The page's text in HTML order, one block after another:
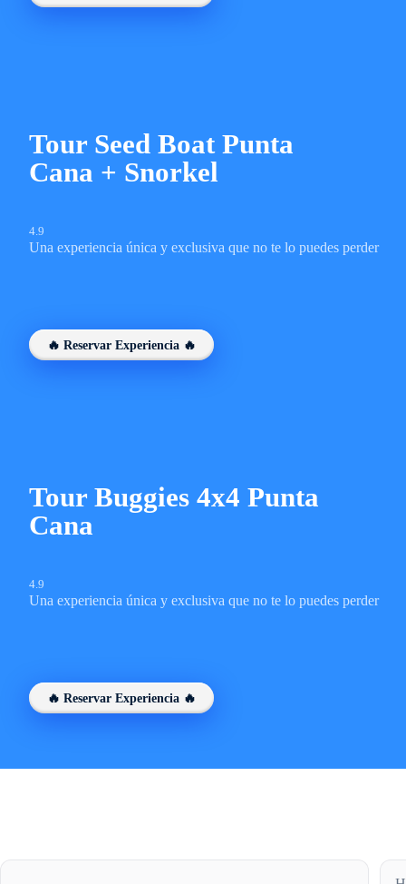
Tour Seed Boat Punta
Cana + Snorkel
4.9
Una experiencia única y exclusiva que no te lo puedes perder
🔥 Reservar Experiencia 🔥
Tour Buggies 4x4 Punta
Cana
4.9
Una experiencia única y exclusiva que no te lo puedes perder
🔥 Reservar Experiencia 🔥